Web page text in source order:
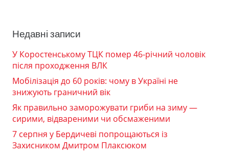
Недавні записи
У Коростенському ТЦК помер 46-річний чоловік
після проходження ВЛК
Мобілізація до 60 років: чому в Україні не
знижують граничний вік
Як правильно заморожувати гриби на зиму —
сирими, відвареними чи обсмаженими
7 серпня у Бердичеві попрощаються із
Захисником Дмитром Плаксюком